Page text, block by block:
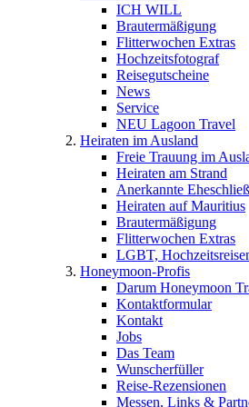
ICH WILL
Brautermäßigung
Flitterwochen Extras
Hochzeitsfotograf
Reisegutscheine
News
Service
NEU Lagoon Travel
Heiraten im Ausland
Freie Trauung im
Heiraten am Strand
Anerkannte
Heiraten auf Mauritius
Brautermäßigung
Flitterwochen Extras
LGBT,
Honeymoon-Profis
Darum Honeymoon
Kontaktformular
Kontakt
Jobs
Das Team
Wunscherfüller
Reise-Rezensionen
Messen, Links &